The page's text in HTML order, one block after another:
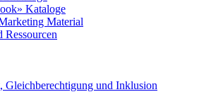
Kataloge
Material
Ressourcen
Gleichberechtigung und Inklusion